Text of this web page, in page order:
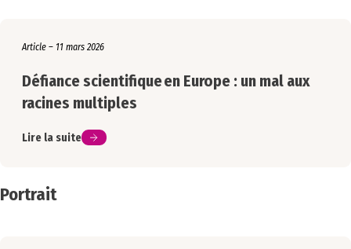
Article – 11 mars 2026
Défiance scientifique en Europe : un mal aux
racines multiples
Lire la suite
Portrait